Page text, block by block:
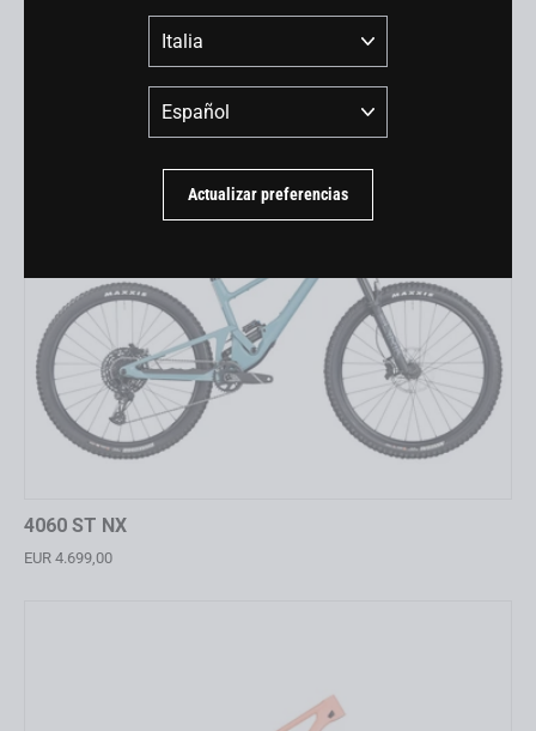
4060 ST NX
EUR 4.699,00
Idioma
Actualizar preferencias